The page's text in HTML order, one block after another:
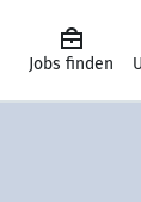
Jobs finden